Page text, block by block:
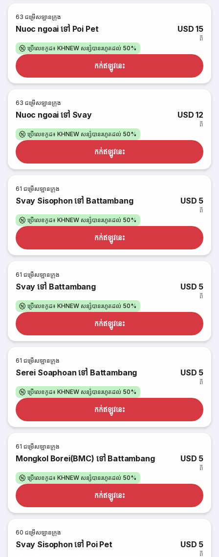
63 ជម្រើសឡានក្រុង
Nuoc ngoai ទៅ Poi Pet USD 15
ពី
ប្រើលេខកូដ៖ KHNEW សន្សំបានរហូតដល់ 50%
កក់​ឥឡូវនេះ
63 ជម្រើសឡានក្រុង
Nuoc ngoai ទៅ Svay USD 12
ពី
ប្រើលេខកូដ៖ KHNEW សន្សំបានរហូតដល់ 50%
កក់​ឥឡូវនេះ
61 ជម្រើសឡានក្រុង
Svay Sisophon ទៅ Battambang USD 5
ពី
ប្រើលេខកូដ៖ KHNEW សន្សំបានរហូតដល់ 50%
កក់​ឥឡូវនេះ
61 ជម្រើសឡានក្រុង
Svay ទៅ Battambang USD 5
ពី
ប្រើលេខកូដ៖ KHNEW សន្សំបានរហូតដល់ 50%
កក់​ឥឡូវនេះ
61 ជម្រើសឡានក្រុង
Serei Soaphoan ទៅ Battambang USD 5
ពី
ប្រើលេខកូដ៖ KHNEW សន្សំបានរហូតដល់ 50%
កក់​ឥឡូវនេះ
61 ជម្រើសឡានក្រុង
Mongkol Borei(BMC) ទៅ Battambang USD 5
ពី
ប្រើលេខកូដ៖ KHNEW សន្សំបានរហូតដល់ 50%
កក់​ឥឡូវនេះ
60 ជម្រើសឡានក្រុង
Svay Sisophon ទៅ Poi Pet USD 5
ពី